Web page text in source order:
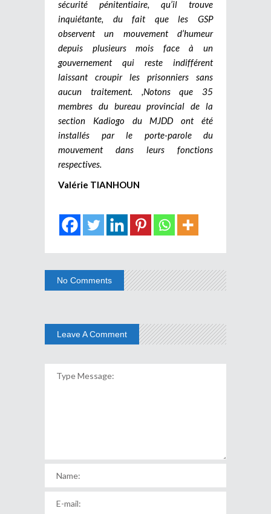
sécurité pénitentiaire, qu’il trouve
inquiétante, du fait que les GSP
observent un mouvement d’humeur
depuis plusieurs mois face à un
gouvernement qui reste indifférent
laissant croupir les prisonniers sans
aucun traitement. , Notons que 35
membres du bureau provincial de la
section Kadiogo du MJDD ont été
installés par le porte-parole du
mouvement dans leurs fonctions
respectives.
Valérie TIANHOUN
No Comments
Leave A Comment